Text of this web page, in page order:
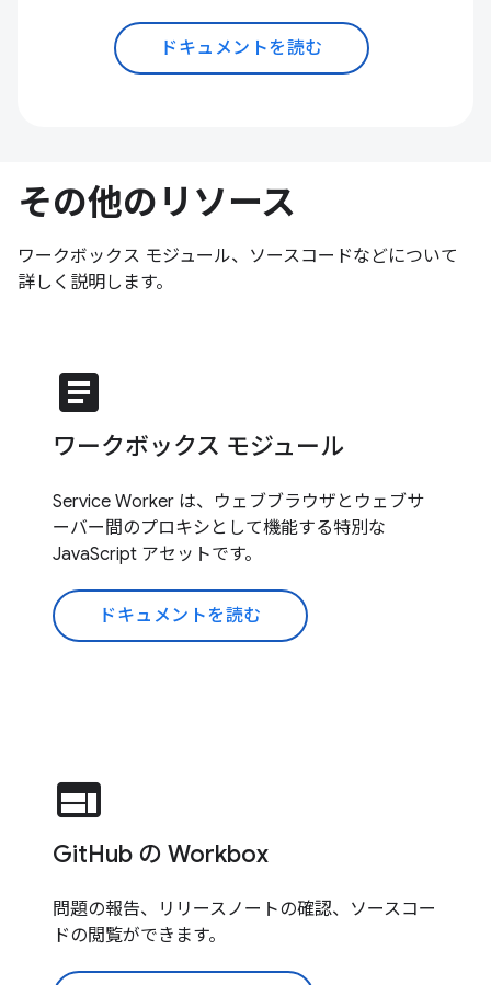
ドキュメントを読む
その他のリソース
ワークボックス モジュール、ソースコードなどについて
詳しく説明します。
article
ワークボックス モジュール
Service Worker は、ウェブブラウザとウェブサ
ーバー間のプロキシとして機能する特別な
JavaScript アセットです。
ドキュメントを読む
web
GitHub の Workbox
問題の報告、リリースノートの確認、ソースコー
ドの閲覧ができます。